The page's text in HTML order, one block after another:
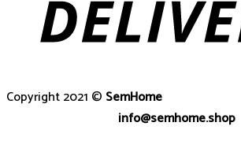
Copyright 2021 © SemHome
info@semhome.shop